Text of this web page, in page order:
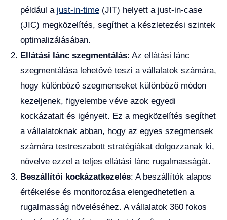
például a just-in-time (JIT) helyett a just-in-case
(JIC) megközelítés, segíthet a készletezési szintek
optimalizálásában.
Ellátási lánc szegmentálás: Az ellátási lánc
szegmentálása lehetővé teszi a vállalatok számára,
hogy különböző szegmenseket különböző módon
kezeljenek, figyelembe véve azok egyedi
kockázatait és igényeit. Ez a megközelítés segíthet
a vállalatoknak abban, hogy az egyes szegmensek
számára testreszabott stratégiákat dolgozzanak ki,
növelve ezzel a teljes ellátási lánc rugalmasságát.
Beszállítói kockázatkezelés: A beszállítók alapos
értékelése és monitorozása elengedhetetlen a
rugalmasság növeléséhez. A vállalatok 360 fokos